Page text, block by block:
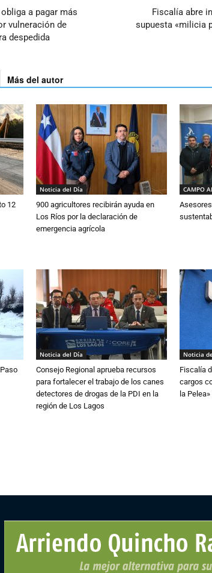
a pagar más
vulneración de
despedida
Fiscalía abre
supuesta «milicia
Más del autor
12
Noticia del Día
900 agricultores recibirán ayuda en
Los Ríos por la declaración de
emergencia agrícola
CAMPO
Noticia del Día
Consejo Regional aprueba recursos
para fortalecer el trabajo de los canes
detectores de drogas de la PDI en la
región de Los Lagos
Noticia
Fiscalía
cargos
la Pelea»